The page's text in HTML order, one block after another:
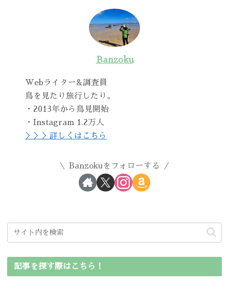
Banzoku
Webライター&調査員
鳥を見たり旅行したり。
・2013年から鳥見開始
・Instagram 1.2万人
＞＞＞詳しくはこちら
Banzokuをフォローする
記事を探す際はこちら！